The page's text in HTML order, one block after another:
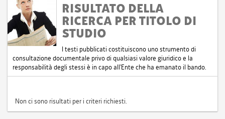
RISULTATO DELLA
RICERCA PER TITOLO DI
STUDIO
I testi pubblicati costituiscono uno strumento di
consultazione documentale privo di qualsiasi valore giuridico e la
responsabilità degli stessi è in capo all'Ente che ha emanato il bando.
Non ci sono risultati per i criteri richiesti.